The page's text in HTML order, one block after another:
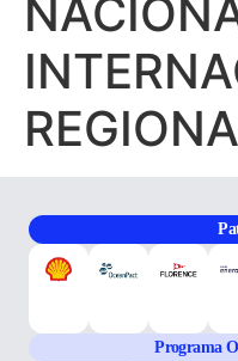
Programa